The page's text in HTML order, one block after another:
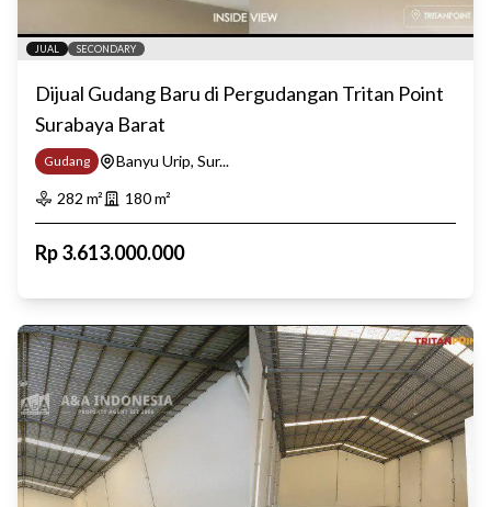
JUAL SECONDARY
Dijual Gudang Baru di Pergudangan Tritan Point
Surabaya Barat
Gudang
Banyu Urip, Sur...
282 m² 180m²
Rp3.613.000.000